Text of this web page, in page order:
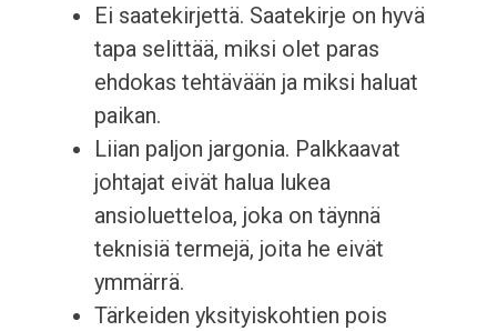
Ei saatekirjettä. Saatekirje on hyvä
tapa selittää, miksi olet paras
ehdokas tehtävään ja miksi haluat
paikan.
Liian paljon jargonia. Palkkaavat
johtajat eivät halua lukea
ansioluetteloa, joka on täynnä
teknisiä termejä, joita he eivät
ymmärrä.
Tärkeiden yksityiskohtien pois